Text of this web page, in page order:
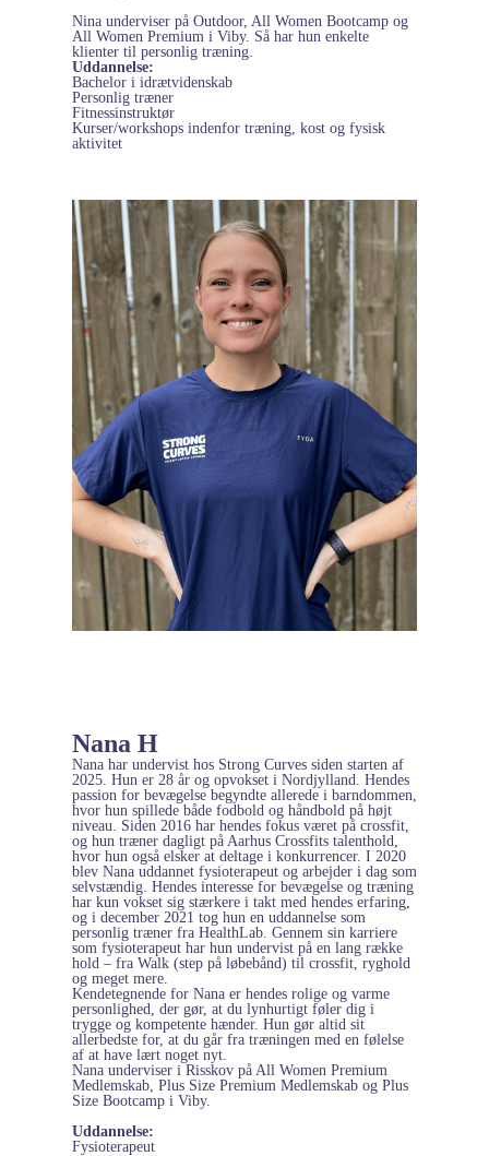
Nina underviser på Outdoor, All Women Bootcamp og
All Women Premium i Viby. Så har hun enkelte
klienter til personlig træning.
Uddannelse:
Bachelor i idrætvidenskab
Personlig træner
Fitnessinstruktør
Kurser/workshops indenfor træning, kost og fysisk
aktivitet
Nana H
Nana har undervist hos Strong Curves siden starten af
2025. Hun er 28 år og opvokset i Nordjylland. Hendes
passion for bevægelse begyndte allerede i barndommen,
hvor hun spillede både fodbold og håndbold på højt
niveau. Siden 2016 har hendes fokus været på crossfit,
og hun træner dagligt på Aarhus Crossfits talenthold,
hvor hun også elsker at deltage i konkurrencer. I 2020
blev Nana uddannet fysioterapeut og arbejder i dag som
selvstændig. Hendes interesse for bevægelse og træning
har kun vokset sig stærkere i takt med hendes erfaring,
og i december 2021 tog hun en uddannelse som
personlig træner fra HealthLab. Gennem sin karriere
som fysioterapeut har hun undervist på en lang række
hold – fra Walk (step på løbebånd) til crossfit, ryghold
og meget mere.
Kendetegnende for Nana er hendes rolige og varme
personlighed, der gør, at du lynhurtigt føler dig i
trygge og kompetente hænder. Hun gør altid sit
allerbedste for, at du går fra træningen med en følelse
af at have lært noget nyt.
Nana underviser i Risskov på All Women Premium
Medlemskab, Plus Size Premium Medlemskab og Plus
Size Bootcamp i Viby.
Uddannelse:
Fysioterapeut